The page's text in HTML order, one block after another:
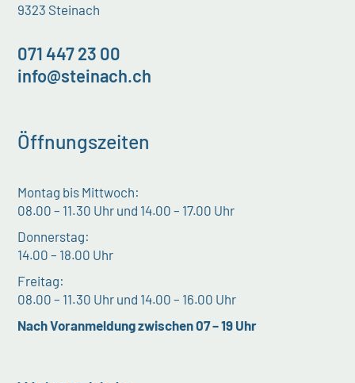
9323 Steinach
071 447 23 00
info@steinach.ch
Öffnungszeiten
Montag bis Mittwoch:
08.00 – 11.30 Uhr und 14.00 – 17.00 Uhr
Donnerstag:
14.00 – 18.00 Uhr
Freitag:
08.00 – 11.30 Uhr und 14.00 – 16.00 Uhr
Nach Voranmeldung zwischen 07 – 19 Uhr